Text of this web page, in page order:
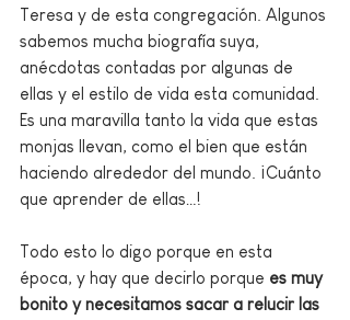
Teresa y de esta congregación. Algunos
sabemos mucha biografía suya,
anécdotas contadas por algunas de
ellas y el estilo de vida esta comunidad.
Es una maravilla tanto la vida que estas
monjas llevan, como el bien que están
haciendo alrededor del mundo. ¡Cuánto
que aprender de ellas…!
Todo esto lo digo porque en esta
época, y hay que decirlo porque es muy
bonito y necesitamos sacar a relucir las